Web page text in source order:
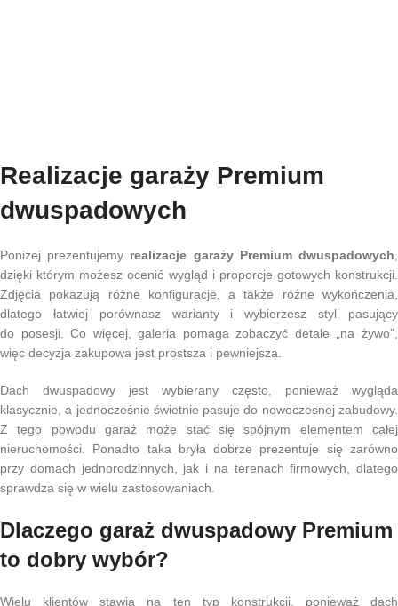
Realizacje garaży Premium
dwuspadowych
Poniżej prezentujemy realizacje garaży Premium dwuspadowych
dzięki którym możesz ocenić wygląd i proporcje gotowych konstrukcji.
Zdjęcia pokazują różne konfiguracje, a także różne wykończenia,
dlatego łatwiej porównasz warianty i wybierzesz styl pasujący
do posesji. Co więcej, galeria pomaga zobaczyć detale „na żywo”,
więc decyzja zakupowa jest prostsza i pewniejsza.
Dach dwuspadowy jest wybierany często, ponieważ wygląda
klasycznie, a jednocześnie świetnie pasuje do nowoczesnej zabudowy.
Z tego powodu garaż może stać się spójnym elementem całej
nieruchomości. Ponadto taka bryła dobrze prezentuje się zarówno
przy domach jednorodzinnych, jak i na terenach firmowych, dlatego
sprawdza się w wielu zastosowaniach.
Dlaczego garaż dwuspadowy Premium
to dobry wybór?
Wielu klientów stawia na ten typ konstrukcji, ponieważ dach